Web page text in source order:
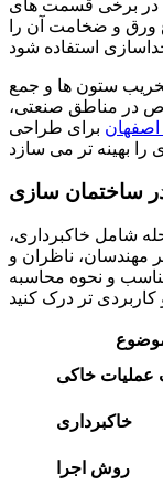
در برخی قسمت های
ورق و ضخامت آن را
ستون ها و جمع
در مناطق صنعتی،
برای طراحی
ساختمان سازی
شامل خاکبرداری،
مهندسان، ناظران و
و نحوه محاسبه
عملیات خاکی
خاکبرداری
روش اجرا